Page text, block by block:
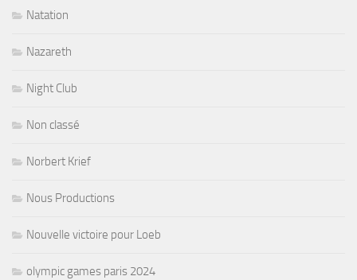
Natation
Nazareth
Night Club
Non classé
Norbert Krief
Nous Productions
Nouvelle victoire pour Loeb
olympic games paris 2024